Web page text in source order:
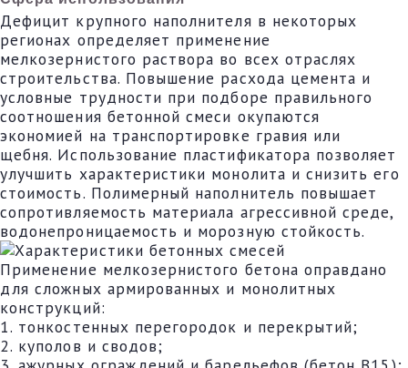
Дефицит крупного наполнителя в некоторых
регионах определяет применение
мелкозернистого раствора во всех отраслях
строительства. Повышение расхода цемента и
условные трудности при подборе правильного
соотношения бетонной смеси окупаются
экономией на транспортировке гравия или
щебня. Использование пластификатора позволяет
улучшить характеристики монолита и снизить его
стоимость. Полимерный наполнитель повышает
сопротивляемость материала агрессивной среде,
водонепроницаемость и морозную стойкость.
Применение мелкозернистого бетона оправдано
для сложных армированных и монолитных
конструкций:
1. тонкостенных перегородок и перекрытий;
2. куполов и сводов;